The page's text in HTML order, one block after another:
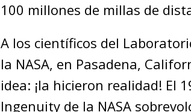
100 millones de millas de
A los científicos del
la NASA, en Pasadena,
idea: ¡la hicieron realidad! El
Ingenuity de la NASA